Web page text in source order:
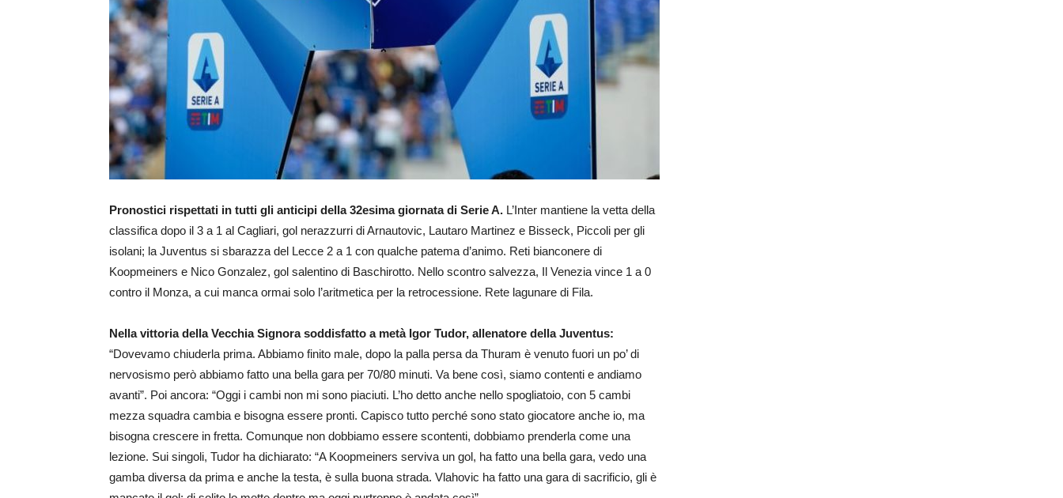
Pronostici rispettati in tutti gli anticipi della 32esima giornata di Serie A. L’Inter mantiene la vetta della
classifica dopo il 3 a 1 al Cagliari, gol nerazzurri di Arnautovic, Lautaro Martinez e Bisseck, Piccoli per gli
isolani; la Juventus si sbarazza del Lecce 2 a 1 con qualche patema d’animo. Reti bianconere di
Koopmeiners e Nico Gonzalez, gol salentino di Baschirotto. Nello scontro salvezza, Il Venezia vince 1 a 0
contro il Monza, a cui manca ormai solo l’aritmetica per la retrocessione. Rete lagunare di Fila.
Nella vittoria della Vecchia Signora soddisfatto a metà Igor Tudor, allenatore della Juventus:
“Dovevamo chiuderla prima. Abbiamo finito male, dopo la palla persa da Thuram è venuto fuori un po’ di
nervosismo però abbiamo fatto una bella gara per 70/80 minuti. Va bene così, siamo contenti e andiamo
avanti”. Poi ancora: “Oggi i cambi non mi sono piaciuti. L’ho detto anche nello spogliatoio, con 5 cambi
mezza squadra cambia e bisogna essere pronti. Capisco tutto perché sono stato giocatore anche io, ma
bisogna crescere in fretta. Comunque non dobbiamo essere scontenti, dobbiamo prenderla come una
lezione. Sui singoli, Tudor ha dichiarato: “A Koopmeiners serviva un gol, ha fatto una bella gara, vedo una
gamba diversa da prima e anche la testa, è sulla buona strada. Vlahovic ha fatto una gara di sacrificio, gli è